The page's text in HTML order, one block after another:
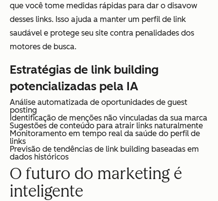
que você tome medidas rápidas para dar o disavow
desses links. Isso ajuda a manter um perfil de link
saudável e protege seu site contra penalidades dos
motores de busca.
Estratégias de link building
potencializadas pela IA
Análise automatizada de oportunidades de guest
posting
Identificação de menções não vinculadas da sua marca
Sugestões de conteúdo para atrair links naturalmente
Monitoramento em tempo real da saúde do perfil de
links
Previsão de tendências de link building baseadas em
dados históricos
O futuro do marketing é
inteligente